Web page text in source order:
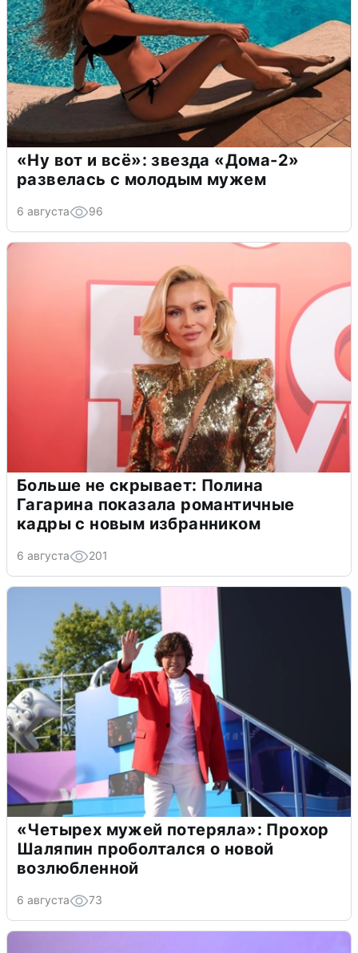
«Ну вот и всё»: звезда «Дома-2»
развелась с молодым мужем
6 августа 96
Больше не скрывает: Полина
Гагарина показала романтичные
кадры с новым избранником
6 августа 201
«Четырех мужей потеряла»: Прохор
Шаляпин проболтался о новой
возлюбленной
6 августа 73